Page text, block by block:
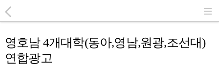
영호남 4개대학(동아,영남,원광,조선대)
연합광고